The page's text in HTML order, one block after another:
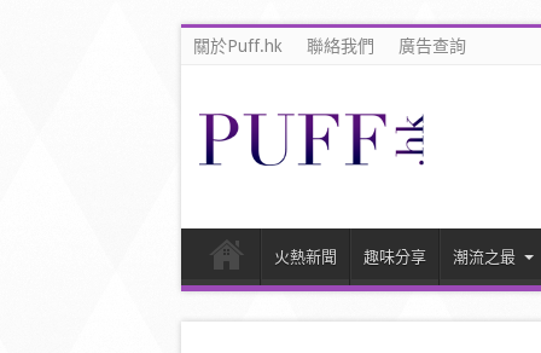
關於Puff.hk 聯絡我們 廣告查詢
火熱新聞 趣味分享 潮流之最